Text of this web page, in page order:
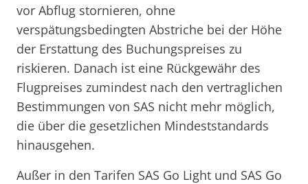
vor Abflug stornieren, ohne
verspätungsbedingten Abstriche bei der Höhe
der Erstattung des Buchungspreises zu
riskieren. Danach ist eine Rückgewähr des
Flugpreises zumindest nach den vertraglichen
Bestimmungen von SAS nicht mehr möglich,
die über die gesetzlichen Mindeststandards
hinausgehen.
Außer in den Tarifen SAS Go Light und SAS Go